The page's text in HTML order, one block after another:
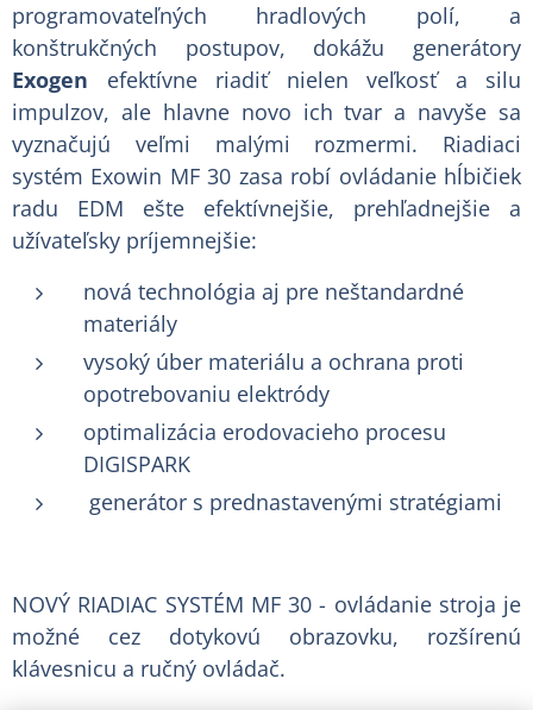
programovateľných hradlových polí, a
konštrukčných postupov, dokážu generátory
Exogen efektívne riadiť nielen veľkosť a silu
impulzov, ale hlavne novo ich tvar a navyše sa
vyznačujú veľmi malými rozmermi. Riadiaci
systém Exowin MF 30 zasa robí ovládanie hĺbičiek
radu EDM ešte efektívnejšie, prehľadnejšie a
užívateľsky príjemnejšie:
nová technológia aj pre neštandardné
materiály
vysoký úber materiálu a ochrana proti
opotrebovaniu elektródy
optimalizácia erodovacieho procesu
DIGISPARK
generátor s prednastavenými stratégiami
NOVÝ RIADIAC SYSTÉM MF 30 - ovládanie stroja je
možné cez dotykovú obrazovku, rozšírenú
klávesnicu a ručný ovládač.